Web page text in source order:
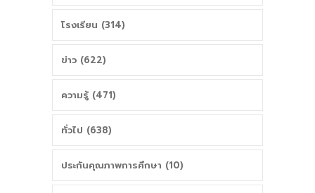
โรงเรียน (314)
ข่าว (622)
ความรู้ (471)
ทั่วไป (638)
ประกันคุณภาพการศึกษา (10)